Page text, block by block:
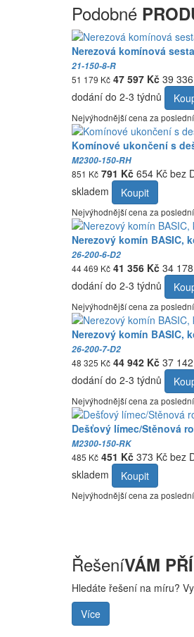
Podobné
Nerezová komínová
21-150-8-R
51 179 Kč 47 597 Kč 39
dodání do 2-3 týdnů
Nejvýhodnější cena za
Komínové ukončení s
M2300-150-RH
851 Kč 791 Kč 654 Kč bez
skladem
Koupit
Nejvýhodnější cena za
Nerezový komín BASIC,
26-200-6-D2
44 469 Kč 41 356 Kč 34
dodání do 2-3 týdnů
Nejvýhodnější cena za
Nerezový komín BASIC,
26-200-7-D2
48 325 Kč 44 942 Kč 37
dodání do 2-3 týdnů
Nejvýhodnější cena za
Dešťový límec/Stěnová
M2300-150-RK
485 Kč 451 Kč 373 Kč bez
skladem
Koupit
Nejvýhodnější cena za
ŘešeníVÁM
Hledáte řešení na míru?
Více